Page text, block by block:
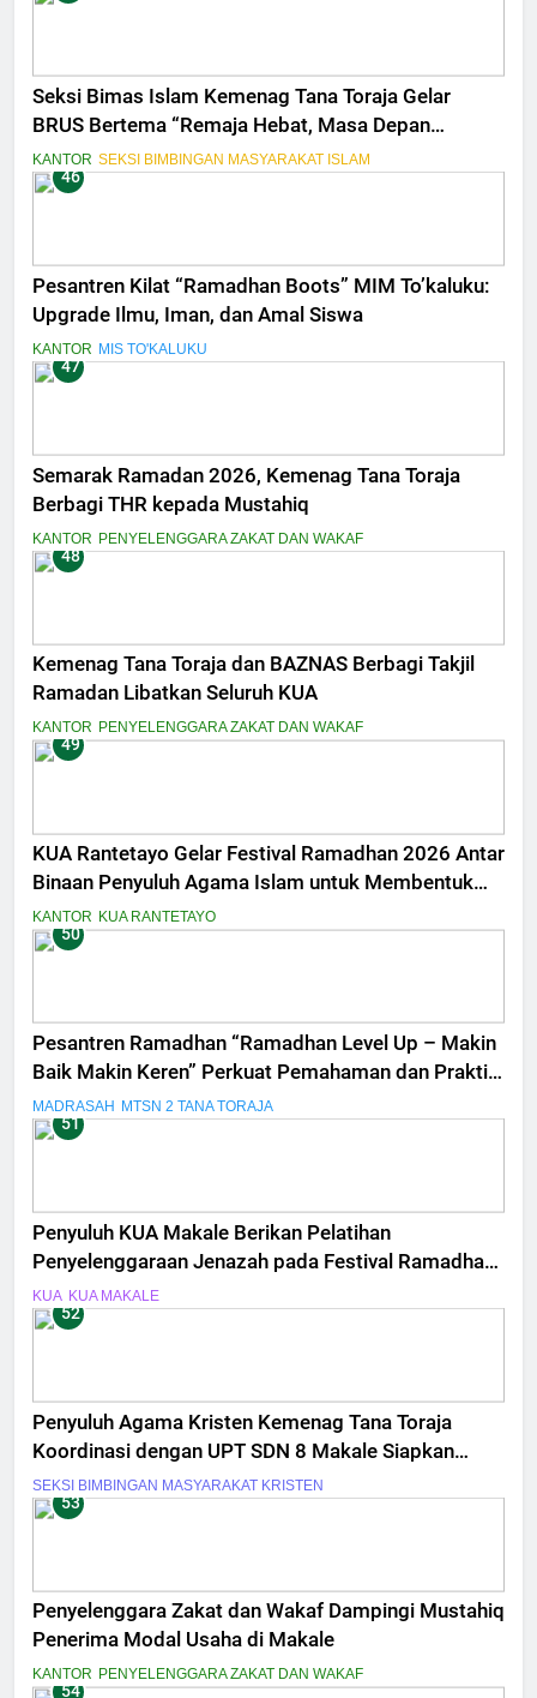
Seksi Bimas Islam Kemenag Tana Toraja Gelar
BRUS Bertema “Remaja Hebat, Masa Depan
Bermartabat”
KANTOR SEKSI BIMBINGAN MASYARAKAT ISLAM
46
Pesantren Kilat “Ramadhan Boots” MIM To’kaluku:
Upgrade Ilmu, Iman, dan Amal Siswa
KANTOR MIS TO'KALUKU
47
Semarak Ramadan 2026, Kemenag Tana Toraja
Berbagi THR kepada Mustahiq
KANTOR PENYELENGGARA ZAKAT DAN WAKAF
48
Kemenag Tana Toraja dan BAZNAS Berbagi Takjil
Ramadan Libatkan Seluruh KUA
KANTOR PENYELENGGARA ZAKAT DAN WAKAF
49
KUA Rantetayo Gelar Festival Ramadhan 2026 Antar
Binaan Penyuluh Agama Islam untuk Membentuk
Generasi Qurani
KANTOR KUA RANTETAYO
50
Pesantren Ramadhan “Ramadhan Level Up – Makin
Baik Makin Keren” Perkuat Pemahaman dan Praktik
Ibadah Siswa MTsN 2 Tana Toraja
MADRASAH MTSN 2 TANA TORAJA
51
Penyuluh KUA Makale Berikan Pelatihan
Penyelenggaraan Jenazah pada Festival Ramadhan
MAN Tana Toraja
KUA KUA MAKALE
52
Penyuluh Agama Kristen Kemenag Tana Toraja
Koordinasi dengan UPT SDN 8 Makale Siapkan
Bimbingan Rohani
SEKSI BIMBINGAN MASYARAKAT KRISTEN
53
Penyelenggara Zakat dan Wakaf Dampingi Mustahiq
Penerima Modal Usaha di Makale
KANTOR PENYELENGGARA ZAKAT DAN WAKAF
54